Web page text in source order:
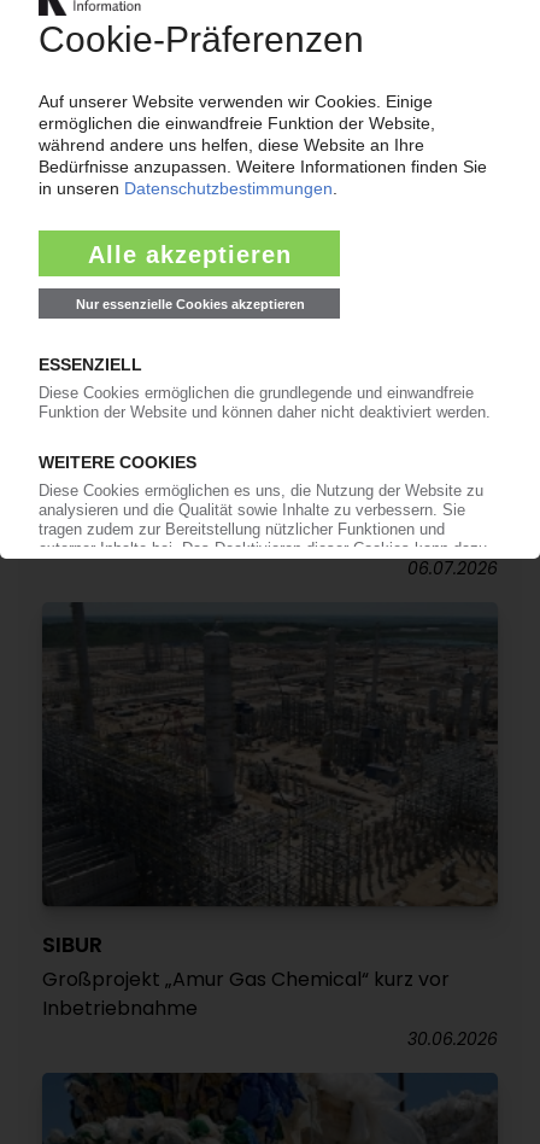
Indien plant Anti-Dumping-Zölle auf Material
aus Saudi-Arabien, den Emiraten und Malaysia
Anti-Dumping-Vorwurf: Großbritannien
untersucht Importe aus USA / Würde Material
durch Strafzölle in EU umgelenkt?
06.07.2026
SIBUR
Großprojekt „Amur Gas Chemical“ kurz vor
Inbetriebnahme
30.06.2026